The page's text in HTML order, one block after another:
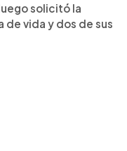
solicitó la
de vida y dos de sus